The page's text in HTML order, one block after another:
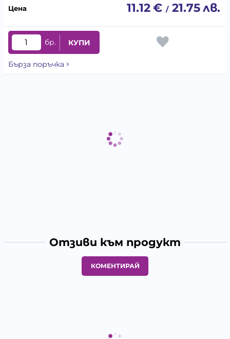
11.12€ / 21.75лв.
бр. КУПИ
Бърза поръчка
Отзиви към продукт
КОМЕНТИРАЙ